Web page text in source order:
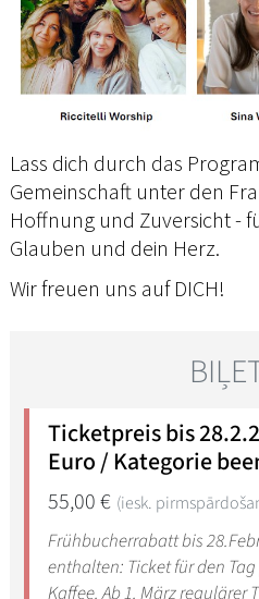
Lass dich durch das
Gemeinschaft unter den
Hoffnung und Zuversicht -
Glauben und dein Herz.
Wir freuen uns auf DICH!